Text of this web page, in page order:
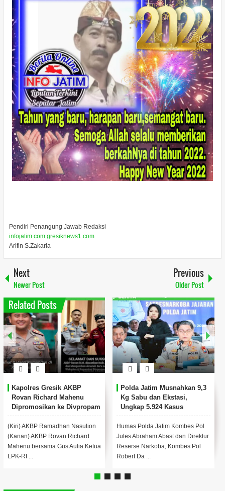
Pendiri Penangung Jawab Redaksi
infojatim.com gresiknews1.com
Arifin S.Zakaria
Next
Newer Post
Previous
Older Post
Related Posts
Jelang Nataru, Polres Gresik
Siapkan Penitipan
Kendaraan Gratis untuk
Warga
Menjelang libur Natal dan Tahun
Baru 2025. Polres Gresik
meluncurkan inovasi layanan
publik berupa p...
Polres Gresik Berikan
Penghargaan Untuk 22
Personel Berprestasi Dan 15
Tokoh Masyarakat
Gresik, infojatim.com - Berani
Transparan Mengungkap
Membantu Yang Belum
Terungkap.Polres Gresik Ber...